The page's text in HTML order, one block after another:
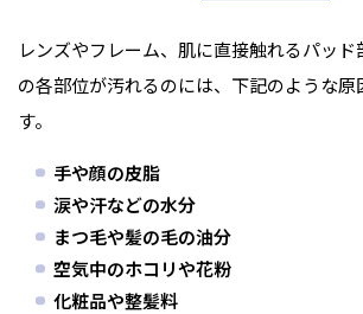
レンズやフレーム、肌に直接触れるパッド
の各部位が汚れるのには、下記のような原
す。
手や顔の皮脂
涙や汗などの水分
まつ毛や髪の毛の油分
空気中のホコリや花粉
化粧品や整髪料